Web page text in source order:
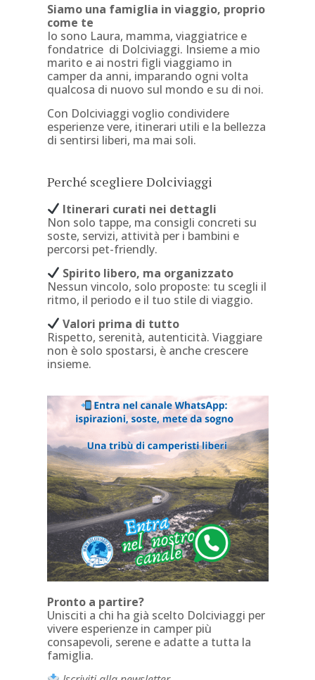
Siamo una famiglia in viaggio, proprio
come te
Io sono Laura, mamma, viaggiatrice e
fondatrice di Dolciviaggi. Insieme a mio
marito e ai nostri figli viaggiamo in
camper da anni, imparando ogni volta
qualcosa di nuovo sul mondo e su di noi.
Con Dolciviaggi voglio condividere
esperienze vere, itinerari utili e la bellezza
di sentirsi liberi, ma mai soli.
Perché scegliere Dolciviaggi
Itinerari curati nei dettagli
Non solo tappe, ma consigli concreti su
soste, servizi, attività per i bambini e
percorsi pet-friendly.
Spirito libero, ma organizzato
Nessun vincolo, solo proposte: tu scegli il
ritmo, il periodo e il tuo stile di viaggio.
Valori prima di tutto
Rispetto, serenità, autenticità. Viaggiare
non è solo spostarsi, è anche crescere
insieme.
Pronto a partire?
Unisciti a chi ha già scelto Dolciviaggi per
vivere esperienze in camper più
consapevoli, serene e adatte a tutta la
famiglia.